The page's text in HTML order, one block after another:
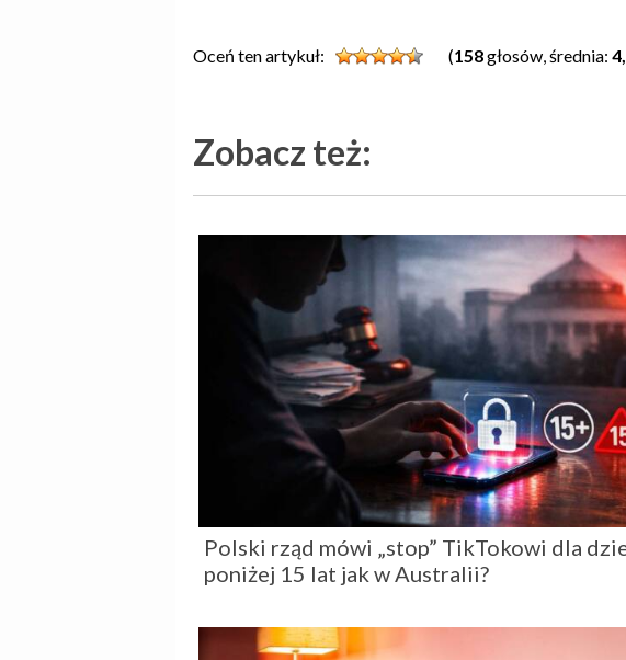
Oceń ten artykuł: (158głosów, średnia:
Zobacz też:
Polski rząd mówi „stop” TikTokowi dla
poniżej 15 lat jak w Australii?